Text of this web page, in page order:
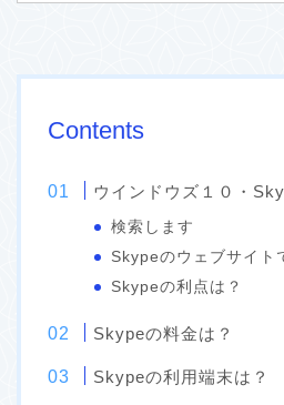
Contents
ウインドウズ１０・
検索します
Skypeのウェブサイト
Skypeの利点は？
Skypeの料金は？
Skypeの利用端末は？